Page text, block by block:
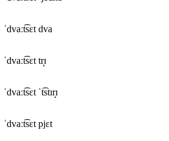
ˈdvaːt͡sɛt dva
ˈdvaːt͡sɛt tr̝ɪ
ˈdvaːt͡sɛt ˈt͡stɪr̝ɪ
ˈdvaːt͡sɛt pjɛt